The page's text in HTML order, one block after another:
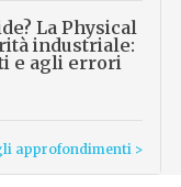
La Physical
industriale:
e agli errori
approfondimenti >